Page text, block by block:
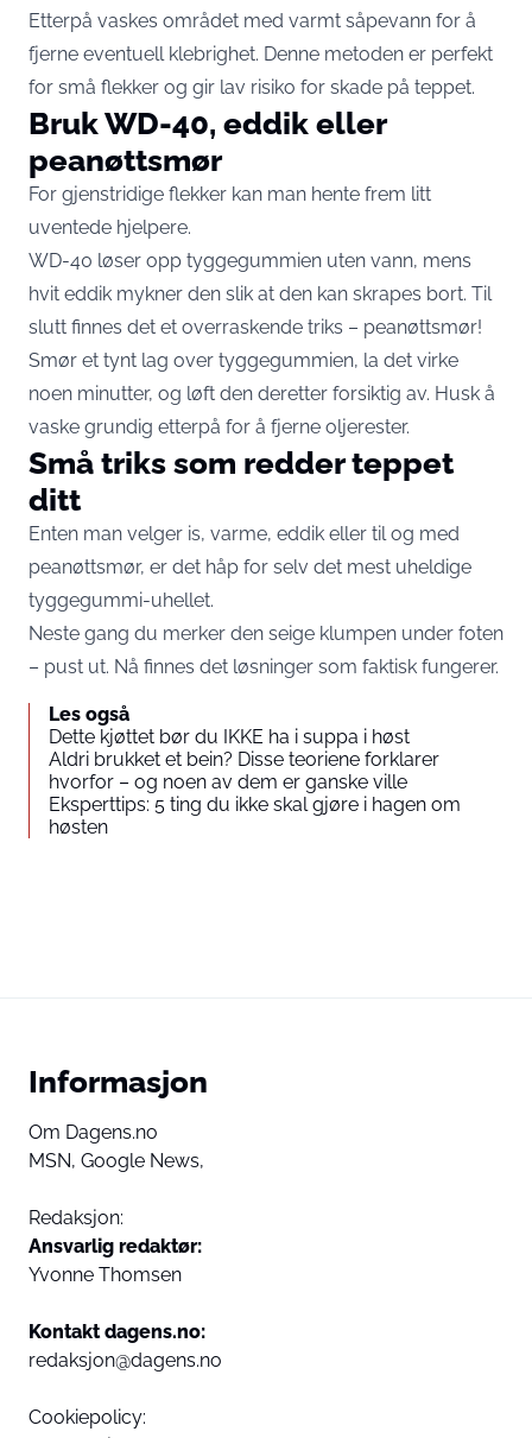
Etterpå vaskes området med varmt såpevann for å
fjerne eventuell klebrighet. Denne metoden er perfekt
for små flekker og gir lav risiko for skade på teppet.
Bruk WD-40, eddik eller
peanøttsmør
For gjenstridige flekker kan man hente frem litt
uventede hjelpere.
WD-40 løser opp tyggegummien uten vann, mens
hvit eddik mykner den slik at den kan skrapes bort. Til
slutt finnes det et overraskende triks – peanøttsmør!
Smør et tynt lag over tyggegummien, la det virke
noen minutter, og løft den deretter forsiktig av. Husk å
vaske grundig etterpå for å fjerne oljerester.
Små triks som redder teppet
ditt
Enten man velger is, varme, eddik eller til og med
peanøttsmør, er det håp for selv det mest uheldige
tyggegummi-uhellet.
Neste gang du merker den seige klumpen under foten
– pust ut. Nå finnes det løsninger som faktisk fungerer.
Les også
Dette kjøttet bør du IKKE ha i suppa i høst
Aldri brukket et bein? Disse teoriene forklarer
hvorfor – og noen av dem er ganske ville
Eksperttips: 5 ting du ikke skal gjøre i hagen om
høsten
Informasjon
Om Dagens.no
MSN, Google News,
Redaksjon:
Ansvarlig redaktør:
Yvonne Thomsen
Kontakt dagens.no:
redaksjon@dagens.no
Cookiepolicy: